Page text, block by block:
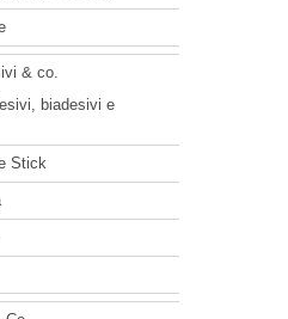
& co.
biadesivi e
Stick